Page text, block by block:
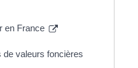
en France
de valeurs foncières